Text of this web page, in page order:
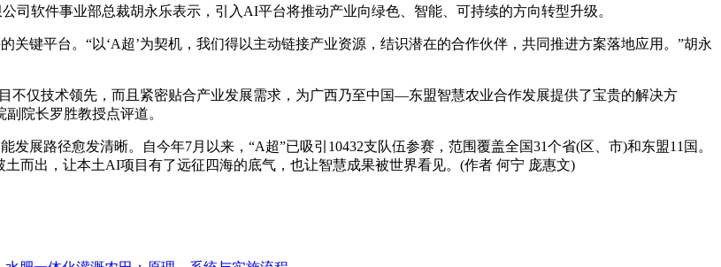
司软件事业部总裁胡永乐表示，引入AI平台将推动产业向绿色、智能、可持续的方向转型升级。
键平台。“以‘A超’为契机，我们得以主动链接产业资源，结识潜在的合作伙伴，共同推进方案落地应用。”胡永
不仅技术领先，而且紧密贴合产业发展需求，为广西乃至中国—东盟智慧农业合作发展提供了宝贵的解决方
院长罗胜教授点评道。
展路径愈发清晰。自今年7月以来，“A超”已吸引10432支队伍参赛，范围覆盖全国31个省(区、市)和东盟11国。
而出，让本土AI项目有了远征四海的底气，也让智慧成果被世界看见。(作者 何宁 庞惠文)